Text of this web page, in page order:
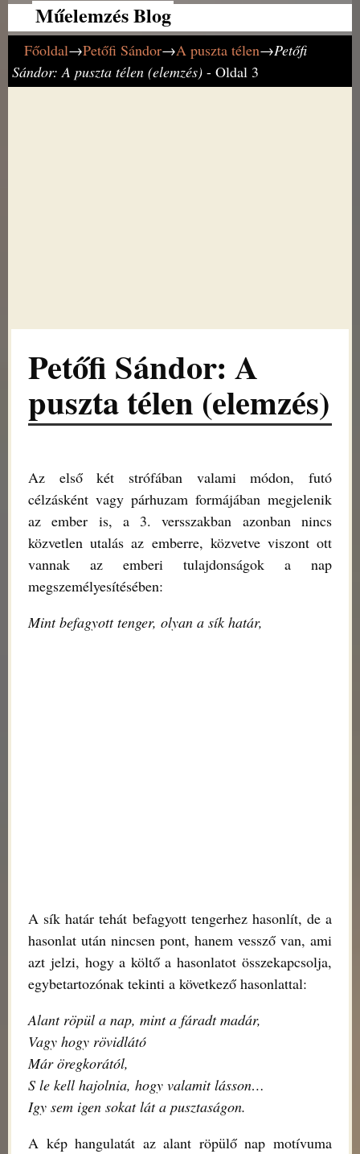
Műelemzés Blog
Főoldal→Petőfi Sándor→A puszta télen→Petőfi
Sándor: A puszta télen (elemzés) - Oldal 3
Petőfi Sándor: A
puszta télen (elemzés)
Az első két strófában valami módon, futó
célzásként vagy párhuzam formájában megjelenik
az ember is, a 3. versszakban azonban nincs
közvetlen utalás az emberre, közvetve viszont ott
vannak az emberi tulajdonságok a nap
megszemélyesítésében:
Mint befagyott tenger, olyan a sík határ,
A sík határ tehát befagyott tengerhez hasonlít, de a
hasonlat után nincsen pont, hanem vessző van, ami
azt jelzi, hogy a költő a hasonlatot összekapcsolja,
egybetartozónak tekinti a következő hasonlattal:
Alant röpül a nap, mint a fáradt madár,
Vagy hogy rövidlátó
Már öregkorától,
S le kell hajolnia, hogy valamit lásson…
Igy sem igen sokat lát a pusztaságon.
A kép hangulatát az alant röpülő nap motívuma